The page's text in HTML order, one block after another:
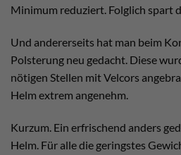
Minimum reduziert. Folglich spart
Und andererseits hat man beim
Polsterung neu gedacht. Diese
nötigen Stellen mit Velcors
Helm extrem angenehm.
Kurzum. Ein erfrischend anders
Helm. Für alle die geringstes